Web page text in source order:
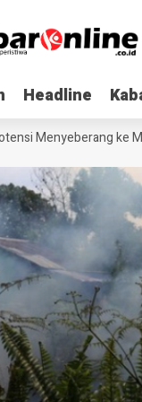
Headline
Headline
ke Malaysia